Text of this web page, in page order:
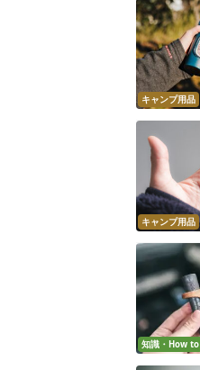
キャンプ用品
キャンプ用品
知識・How to